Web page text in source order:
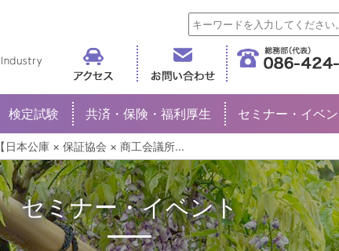
検定試験 共済・保険・福利厚生 セミナー・イベン
【日本公庫 × 保証協会 × 商工会議所...
セミナー・イベント